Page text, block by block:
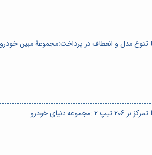
تنوع مدل و انعطاف در پرداخت:مجموعۀ مبین خودرو
دنیای خودرو